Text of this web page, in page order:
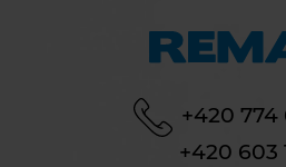
+420 774
+420 603